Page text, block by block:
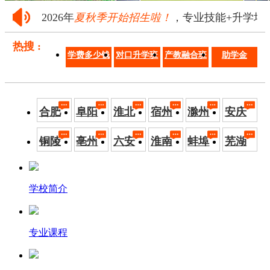
2026年夏秋季开始招生啦！ ，专业技能+升学培
热搜 :
学费多少钱 对口升学班 产教融合班 助学金
合肥 阜阳 淮北 宿州 滁州 安庆
铜陵 亳州 六安 淮南 蚌埠 芜湖
学校简介
专业课程